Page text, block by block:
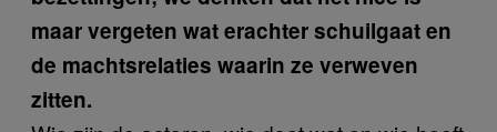
maar vergeten wat erachter schuilgaat en
de machtsrelaties waarin ze verweven
zitten.